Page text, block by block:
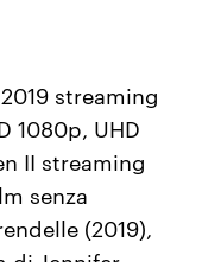
streaming
1080p, UHD
II streaming
senza
(2019),